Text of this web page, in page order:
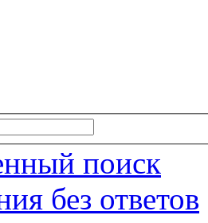
поиск
без ответов